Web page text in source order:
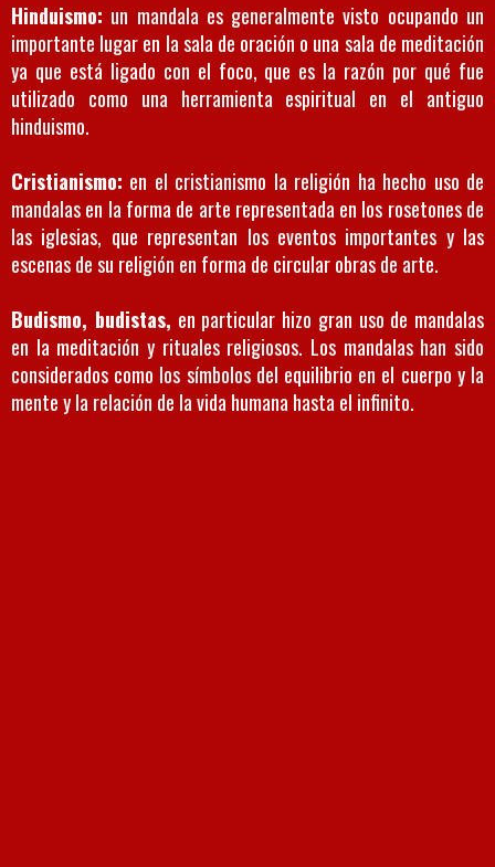
Hinduismo: un mandala es generalmente visto ocupando un
importante lugar en la sala de oración o una sala de meditación
ya que está ligado con el foco, que es la razón por qué fue
utilizado como una herramienta espiritual en el antiguo
hinduismo.
Cristianismo: en el cristianismo la religión ha hecho uso de
mandalas en la forma de arte representada en los rosetones de
las iglesias, que representan los eventos importantes y las
escenas de su religión en forma de circular obras de arte.
Budismo, budistas, en particular hizo gran uso de mandalas
en la meditación y rituales religiosos. Los mandalas han sido
considerados como los símbolos del equilibrio en el cuerpo y la
mente y la relación de la vida humana hasta el infinito.